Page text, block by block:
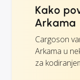
Kako
Arkama
Cargoson
Arkama u
za